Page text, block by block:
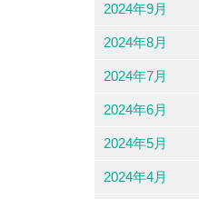
2024年9月
2024年8月
2024年7月
2024年6月
2024年5月
2024年4月